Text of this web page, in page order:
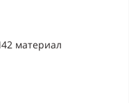
материал